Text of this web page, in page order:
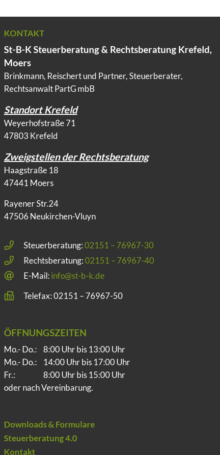
KONTAKT
St-B-K Steuerberatung & Rechtsberatung Krefeld,
Moers
Brinkmann, Reischert und Partner, Steuerberater,
Rechtsanwalt PartG mbB
Standort Krefeld
Weyerhofstraße 71
47803 Krefeld
Zweigstellen der Rechtsberatung
Haagstraße 18
47441 Moers
Rayener Str.24
47506 Neukirchen-Vluyn
Steuerberatung:02151 – 76967-30
Rechtsberatung:02151 – 76967-40
E-Mail: info@st-b-k.de
Telefax: 02151 – 76967-50
ÖFFNUNGSZEITEN
Mo.- Do.:
8:00 Uhr bis 13:00 Uhr
Mo.- Do.:
14:00 Uhr bis 17:00 Uhr
Fr.:
8:00 Uhr bis 15:00 Uhr
oder nach Vereinbarung.
Downloads & Formulare
Steuerberatung 4.0
Kontakt